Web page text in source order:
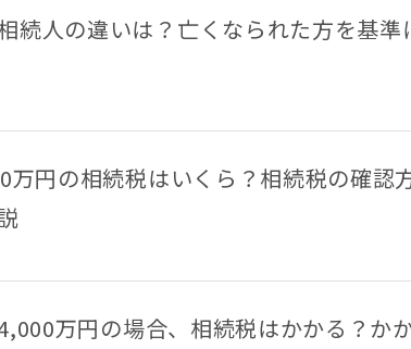
おすすめ記事
遺言書より遺留分の権利の方が強い！遺留分で
続人の違いは？亡くなられた方を基準
万円の相続税はいくら？相続税の確認
万円の場合、相続税はかかる？か